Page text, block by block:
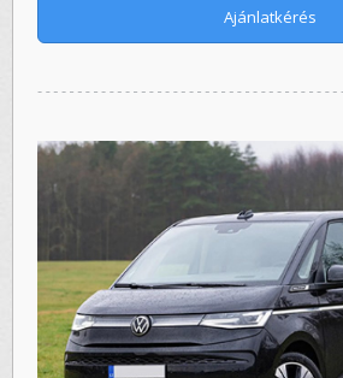
Ajánlatkérés